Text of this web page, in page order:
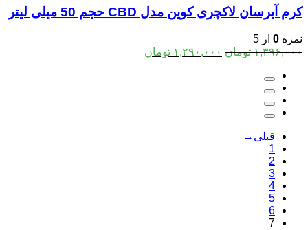
کرم آبرسان لاکچری کوین مدل CBD حجم 50 میلی لیتر
نمره 0 از 5
۱,۳۹۶,۰۰۰ تومان قیمت
۱,۲۹۰,۰۰۰ تومان
→
1
2
3
4
5
6
7